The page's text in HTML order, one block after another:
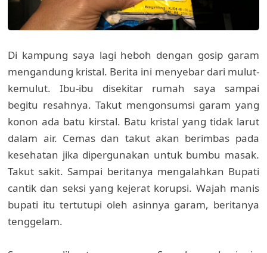
Di kampung saya lagi heboh dengan gosip garam
mengandung kristal. Berita ini menyebar dari mulut-
kemulut. Ibu-ibu disekitar rumah saya sampai
begitu resahnya. Takut mengonsumsi garam yang
konon ada batu kirstal. Batu kristal yang tidak larut
dalam air. Cemas dan takut akan berimbas pada
kesehatan jika dipergunakan untuk bumbu masak.
Takut sakit. Sampai beritanya mengalahkan Bupati
cantik dan seksi yang kejerat korupsi. Wajah manis
bupati itu tertutupi oleh asinnya garam, beritanya
tenggelam.